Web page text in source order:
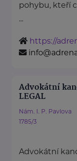
pohybu, kteří
...
https://
Advokátní
LEGAL
Nám. I. P. Pavlova
1785/3
Advokátní